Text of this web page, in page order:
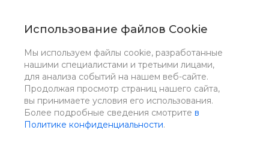
Использование файлов Cookie
Мы используем файлы cookie, разработанные
нашими специалистами и третьими лицами,
для анализа событий на нашем веб-сайте.
Продолжая просмотр страниц нашего сайта,
вы принимаете условия его использования.
Более подробные сведения смотрите в
Политике конфиденциальности.
Мы в соц. сетях